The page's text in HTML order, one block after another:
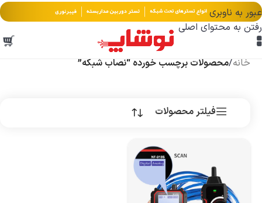
عبور به ناوبری
رفتن به محتوای اصلی
خانه/محصولات برچسب خورده “نصاب شبکه”
فیلتر محصولات